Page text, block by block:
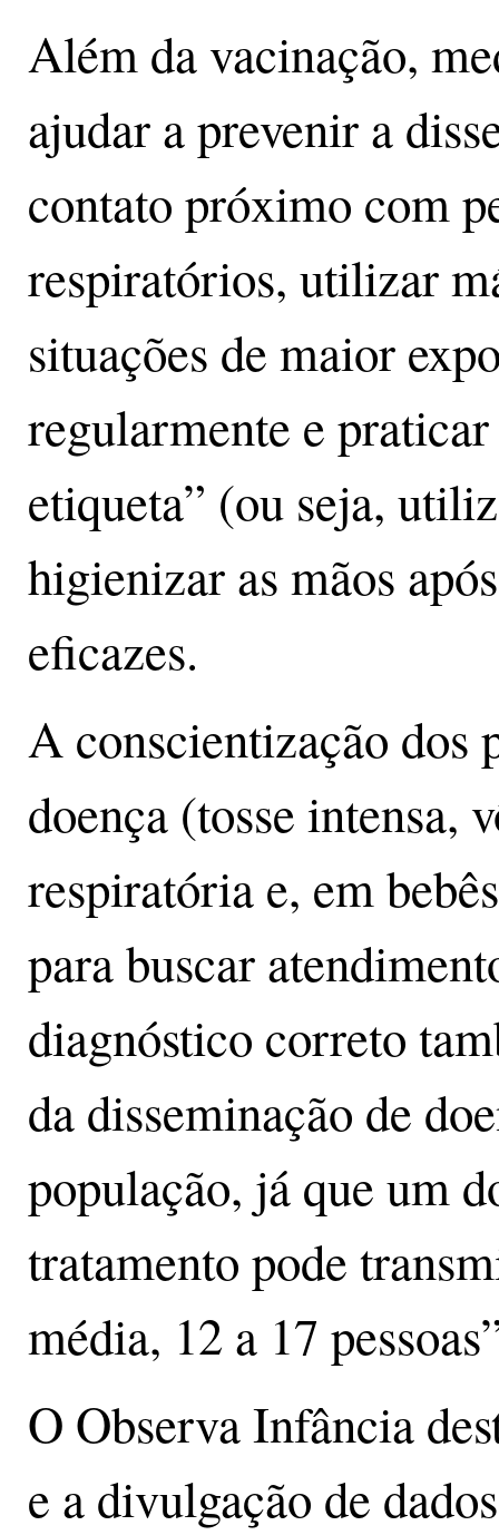
Além da vacinação,
ajudar a prevenir a
contato próximo com
respiratórios, utilizar
situações de maior
regularmente e
etiqueta” (ou seja,
higienizar as mãos
eficazes.
A conscientização dos
doença (tosse intensa,
respiratória e, em
para buscar
diagnóstico correto
da disseminação de
população, já que um
tratamento pode
média, 12 a 17
O Observa Infância
e a divulgação de